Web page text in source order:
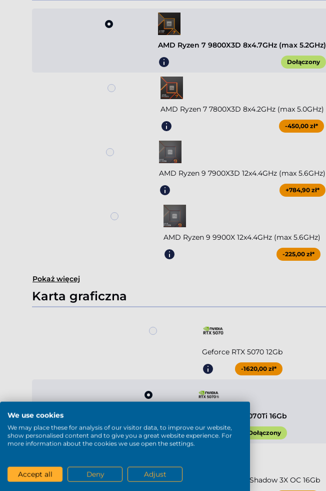
AMD Ryzen 7 9800X3D 8x4.7GHz (max 5.2GHz)
Dołączony
AMD Ryzen 7 7800X3D 8x4.2GHz (max 5.0GHz)
-450,00 zł*
AMD Ryzen 9 7900X3D 12x4.4GHz (max 5.6GHz)
+784,90 zł*
AMD Ryzen 9 9900X 12x4.4GHz (max 5.6GHz)
-225,00 zł*
Pokaż więcej
Karta graficzna
Geforce RTX 5070 12Gb
-1620,00 zł*
Geforce RTX 5070Ti 16Gb
Dołączony
Geforce RTX 5070Ti MSI Shadow 3X OC 16Gb
We use cookies
We may place these for analysis of our visitor data, to improve our website,
show personalised content and to give you a great website experience. For
more information about the cookies we use open the settings.
Accept all Deny Adjust